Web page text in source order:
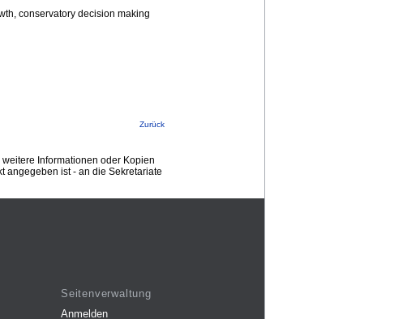
conservatory decision making
Zurück
Informationen oder Kopien
angegeben ist - an die Sekretariate
Seitenverwaltung
Anmelden